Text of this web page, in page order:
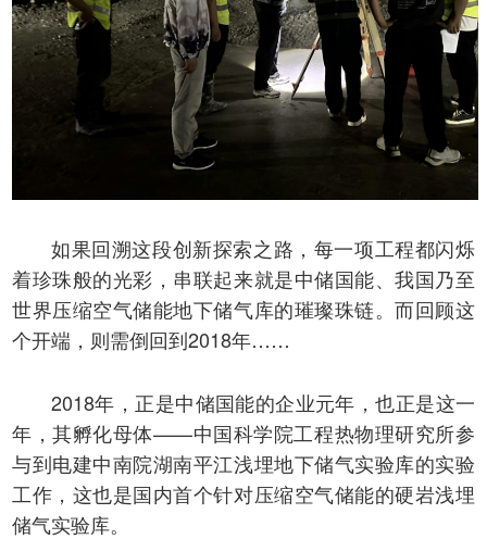
如果回溯这段创新探索之路，每一项工程都闪烁
着珍珠般的光彩，串联起来就是中储国能、我国乃至
世界压缩空气储能地下储气库的璀璨珠链。而回顾这
个开端，则需倒回到2018年……
2018年，正是中储国能的企业元年，也正是这一
年，其孵化母体——中国科学院工程热物理研究所参
与到电建中南院湖南平江浅埋地下储气实验库的实验
工作，这也是国内首个针对压缩空气储能的硬岩浅埋
储气实验库。